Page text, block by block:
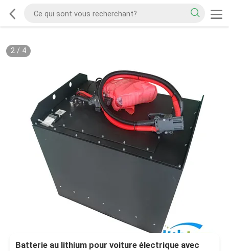
2/ 4
Batterie au lithium pour voiture électrique avec